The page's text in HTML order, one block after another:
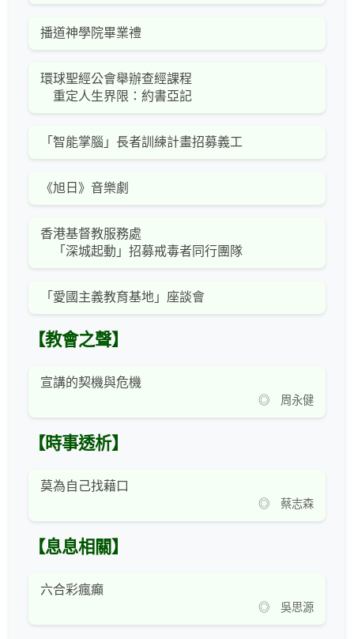
播道神學院畢業禮
環球聖經公會舉辦查經課程
重定人生界限：約書亞記
「智能掌腦」長者訓練計畫招募義工
《旭日》音樂劇
香港基督教服務處
「深城起動」招募戒毒者同行團隊
「愛國主義教育基地」座談會
【教會之聲】
宣講的契機與危機
◎ 周永健
【時事透析】
莫為自己找藉口
◎ 蔡志森
【息息相關】
六合彩瘋癲
◎ 吳思源